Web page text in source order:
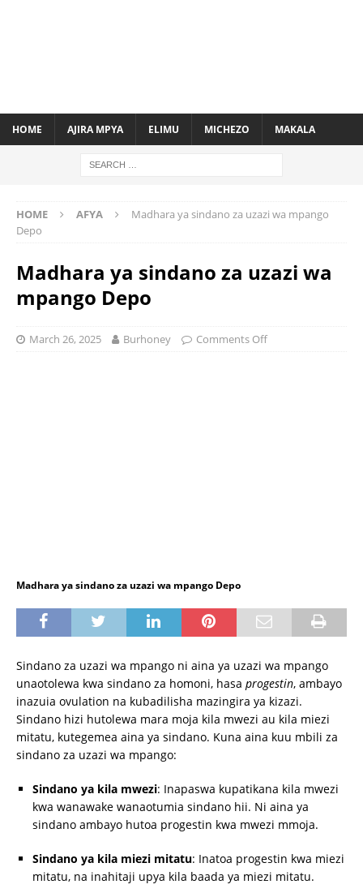
HOME AJIRA MPYA ELIMU MICHEZO MAKALA
HOME AFYA
Madhara ya sindano za uzazi wa mpango
Depo
Madhara ya sindano za uzazi wa
mpango Depo
March 26, 2025 Burhoney Comments Off
Madhara ya sindano za uzazi wa mpango Depo
Sindano za uzazi wa mpango ni aina ya uzazi wa mpango
unaotolewa kwa sindano za homoni, hasa progestin, ambayo
inazuia ovulation na kubadilisha mazingira ya kizazi.
Sindano hizi hutolewa mara moja kila mwezi au kila miezi
mitatu, kutegemea aina ya sindano. Kuna aina kuu mbili za
sindano za uzazi wa mpango:
Sindano ya kila mwezi: Inapaswa kupatikana kila mwezi
kwa wanawake wanaotumia sindano hii. Ni aina ya
sindano ambayo hutoa progestin kwa mwezi mmoja.
Sindano ya kila miezi mitatu: Inatoa progestin kwa miezi
mitatu, na inahitaji upya kila baada ya miezi mitatu.